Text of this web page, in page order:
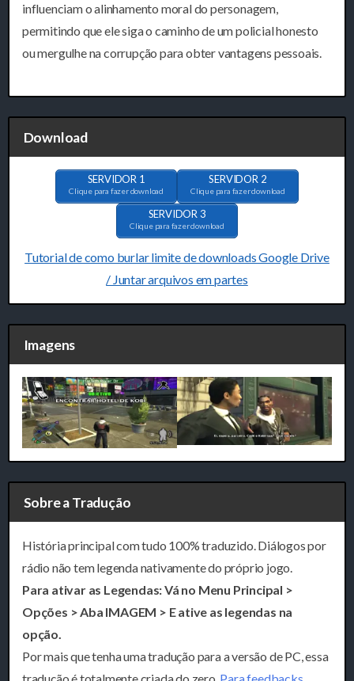
influenciam o alinhamento moral do personagem,
permitindo que ele siga o caminho de um policial honesto
ou mergulhe na corrupção para obter vantagens pessoais.
Download
SERVIDOR 1
Clique para fazer download
SERVIDOR 2
Clique para fazer download
SERVIDOR 3
Clique para fazer download
Tutorial de como burlar limite de downloads Google Drive
/ Juntar arquivos em partes
Imagens
Sobre a Tradução
História principal com tudo 100% traduzido. Diálogos por
rádio não tem legenda nativamente do próprio jogo.
Para ativar as Legendas: Vá no Menu Principal >
Opções > Aba IMAGEM > E ative as legendas na
opção.
Por mais que tenha uma tradução para a versão de PC, essa